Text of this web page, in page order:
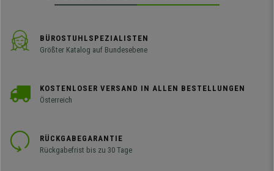
BÜROSTUHLSPEZIALISTEN
Größter Katalog auf Bundesebene
KOSTENLOSER VERSAND IN ALLEN BESTELLUNGEN
Österreich
RÜCKGABEGARANTIE
Rückgabefrist bis zu 30 Tage